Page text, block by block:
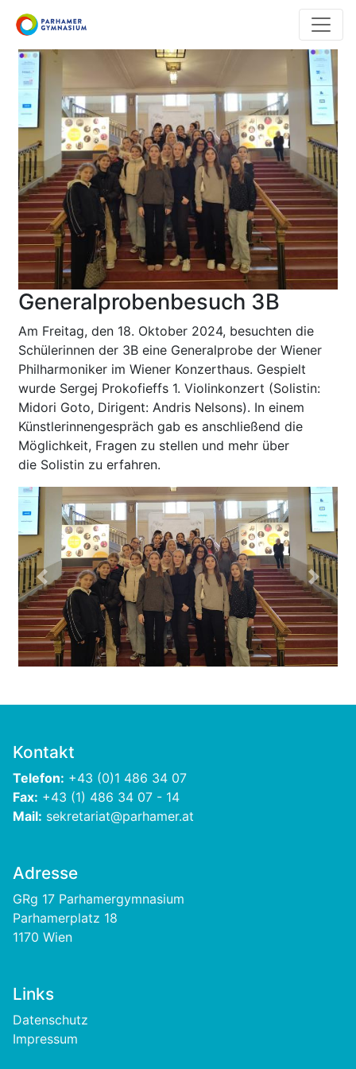
Direkt
zum
Inhalt
Generalprobenbesuch 3B
Am Freitag, den 18. Oktober 2024, besuchten die
Schülerinnen der 3B eine Generalprobe der Wiener
Philharmoniker im Wiener Konzerthaus. Gespielt
wurde Sergej Prokofieffs 1. Violinkonzert (Solistin:
Midori Goto, Dirigent: Andris Nelsons). In einem
Künstlerinnengespräch gab es anschließend die
Möglichkeit, Fragen zu stellen und mehr über
die Solistin zu erfahren.
Previous Next
Kontakt
Telefon: +43 (0)1 486 34 07
Fax: +43 (1) 486 34 07 - 14
Mail: sekretariat@parhamer.at
Adresse
GRg 17 Parhamergymnasium
Parhamerplatz 18
1170 Wien
Links
Footer
Datenschutz
Impressum